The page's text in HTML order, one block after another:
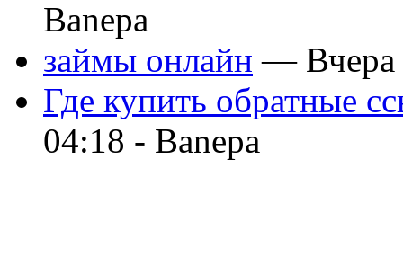
Banepa
займы онлайн — Вчера
Где купить обратные
04:18 - Banepa